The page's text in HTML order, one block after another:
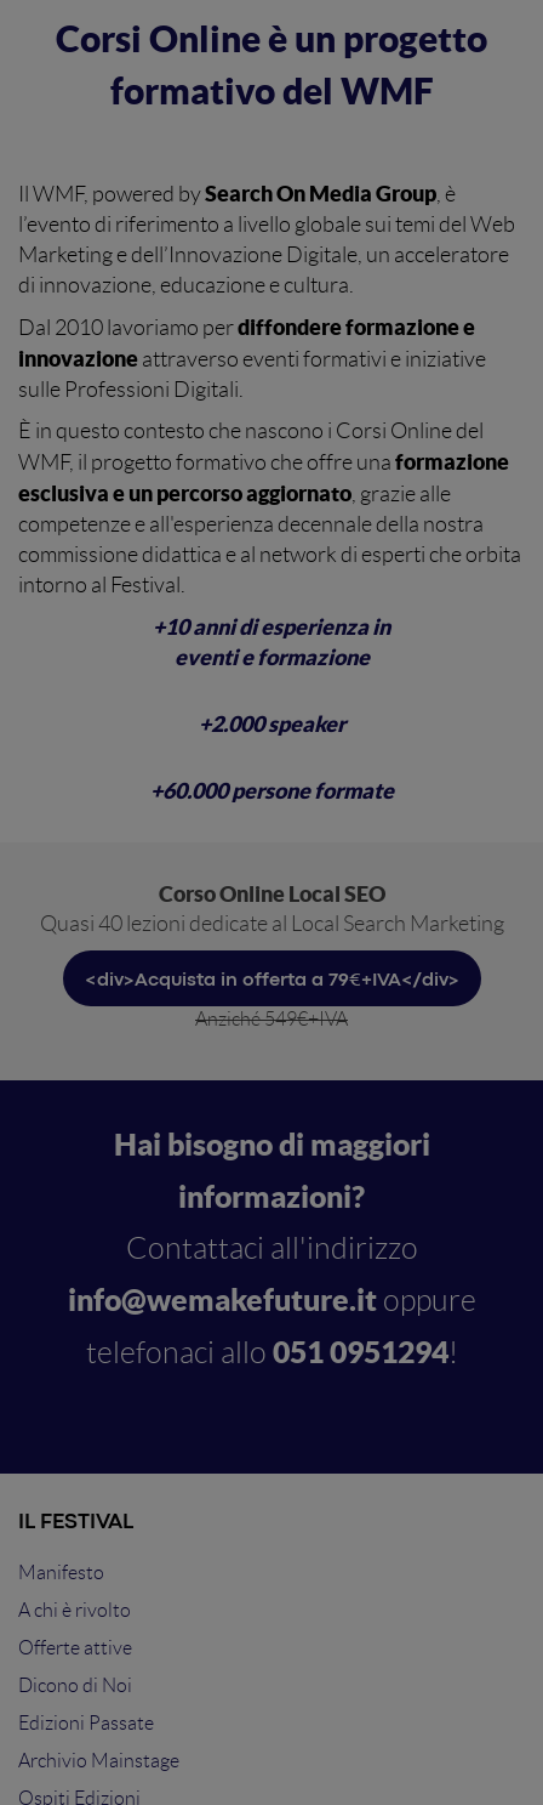
Corsi Online è un progetto
formativo del WMF
Il WMF, powered bySearch On Media Group, è
l’evento di riferimento a livello globale sui temi del Web
Marketing e dell’Innovazione Digitale, un acceleratore
di innovazione, educazione e cultura.
Dal 2010 lavoriamo perdiffondere formazione e
innovazione attraverso eventi formativi e iniziative
sulle Professioni Digitali.
È in questo contesto che nascono i Corsi Online del
WMF, il progetto formativo che offre una formazione
esclusiva e un percorso aggiornato, grazie alle
competenze e all'esperienza decennale della nostra
commissione didattica e al network di esperti che orbita
intorno al Festival.
+10 anni di esperienza in
eventi e formazione
+2.000 speaker
+60.000 persone formate
Corso Online Local SEO
Quasi 40 lezioni dedicate al Local Search Marketing
<div>Acquista in offerta a 79€+IVA</div>
Anziché 549€+IVA
Hai bisogno di maggiori
informazioni?
Contattaci all'indirizzo
info@wemakefuture.itoppure
telefonaci allo 051 0951294!
IL FESTIVAL
Manifesto
A chi è rivolto
Offerte attive
Dicono di Noi
Edizioni Passate
Archivio Mainstage
Ospiti Edizioni